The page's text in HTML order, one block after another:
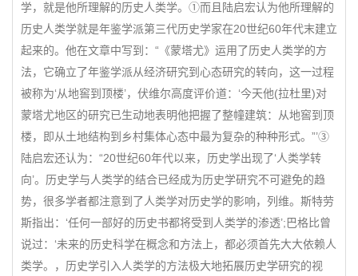
学，就是他所理解的历史人类学。①而且陆启宏认为他所理解的
历史人类学就是年鉴学派第三代历史学家在20世纪60年代末建立
起来的。他在文章中写到：“《蒙塔尤》运用了历史人类学的方
法，它确立了年鉴学派从经济研究到心态研究的转向，这一过程
被称为‘从地窖到顶楼’，伏维尔高度评价道：‘今天他(拉杜里)对
蒙塔尤地区的研究已生动地表明他把握了整幢建筑：从地窖到顶
楼，即从土地结构到乡村集体心态中最为复杂的种种形式。”’③
陆启宏还认为：“20世纪60年代以来，历史学出现了‘人类学转
向’。历史学与人类学的结合已经成为历史学研究不可避免的趋
势，很多学者都注意到了人类学对历史学的影响，列维。斯特劳
斯指出：‘任何一部好的历史书都将受到人类学的渗透’;巴格比曾
说过：‘未来的历史科学在概念和方法上，都必须首先大大依赖人
类学。，历史学引入人类学的方法极大地拓展历史学研究的视